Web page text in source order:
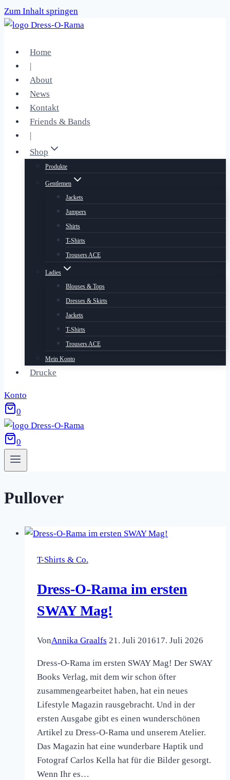
Zum Inhalt springen
Home
|
About
News
Kontakt
Friends & Bands
|
Shop
Produkte
Gentlemen
Jackets
Jumpers
Shirts
T-Shirts
Trousers ACE
Ladies
Blouses & Tops
Dresses & Skirts
Jackets
T-Shirts
Trousers ACE
Mein Konto
Drucke
Konto
0
0
Pullover
T-Shirts & Co.
Dress-O-Rama im ersten
SWAY Mag!
VonAnnika Graalfs 21. Juli 201617. Juli 2026
Dress-O-Rama im ersten SWAY Mag! Der SWAY
Books Verlag, mit dem wir schon öfter
zusammengearbeitet haben, hat ein neues
Lifestyle Magazin rausgebracht. Und in der
ersten Ausgabe gibt es einen wunderschönen
Artikel zu Dress-O-Rama und unserem Atelier.
Das Magazin hat eine wunderbare Haptik und
Fotograf Carlos Kella hat für die Bilder gesorgt.
Wenn Ihr es…